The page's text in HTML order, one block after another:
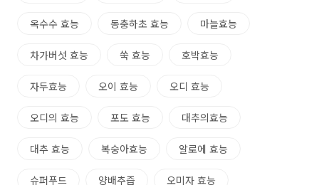
옥수수 효능 동충하초 효능 마늘효능
차가버섯 효능 쑥 효능 호박효능
자두효능 오이 효능 오디 효능
오디의 효능 포도 효능 대추의효능
대추 효능 복숭아효능 알로에 효능
슈퍼푸드 양배추즙 오미자 효능